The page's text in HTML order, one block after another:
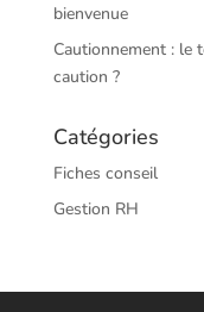
bienvenue
Cautionnement : le
caution ?
Catégories
Fiches conseil
Gestion RH